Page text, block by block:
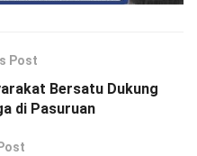
Post
Bersatu Dukung
di Pasuruan